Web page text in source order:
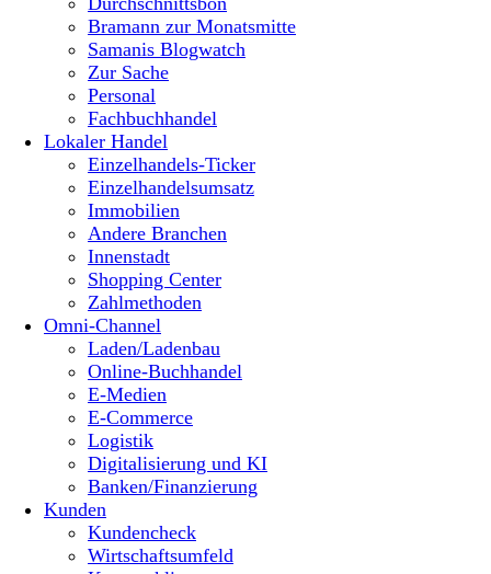
Bramann zur Monatsmitte
Samanis Blogwatch
Zur Sache
Personal
Fachbuchhandel
Lokaler Handel
Einzelhandels-Ticker
Einzelhandelsumsatz
Immobilien
Andere Branchen
Innenstadt
Shopping Center
Zahlmethoden
Omni-Channel
Laden/Ladenbau
Online-Buchhandel
E-Medien
E-Commerce
Logistik
Digitalisierung und KI
Banken/Finanzierung
Kunden
Kundencheck
Wirtschaftsumfeld